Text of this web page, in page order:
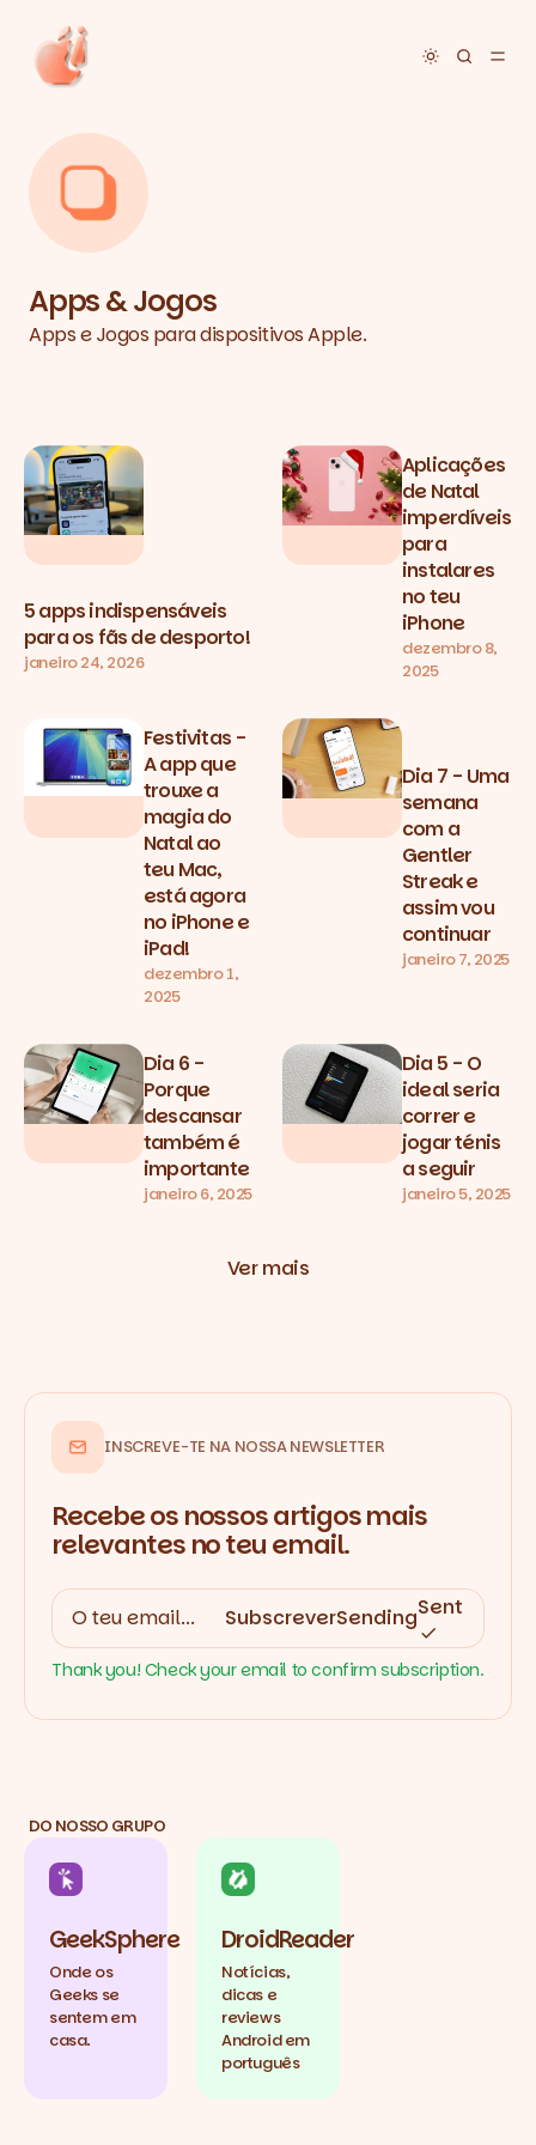
Toggle
Apps & Jogos
Apps e Jogos para dispositivos Apple.
Posts tagged with Apps & Jogos
5 apps indispensáveis
para os fãs de desporto!
janeiro 24, 2026
Aplicações
de Natal
imperdíveis
para
instalares
no teu
iPhone
dezembro 8,
2025
Festivitas -
A app que
trouxe a
magia do
Natal ao
teu Mac,
está agora
no iPhone e
iPad!
dezembro 1,
2025
Dia 7 - Uma
semana
com a
Gentler
Streak e
assim vou
continuar
janeiro 7, 2025
Dia 6 -
Porque
descansar
também é
importante
janeiro 6, 2025
Dia 5 - O
ideal seria
correr e
jogar ténis
a seguir
janeiro 5, 2025
Ver mais
INSCREVE-TE NA NOSSA NEWSLETTER
Recebe os nossos artigos mais
relevantes no teu email.
SubscreverSendingSent
Thank you! Check your email to confirm subscription.
DO NOSSO GRUPO
GeekSphere
Onde os
Geeks se
sentem em
casa.
DroidReader
Notícias,
dicas e
reviews
Android em
português